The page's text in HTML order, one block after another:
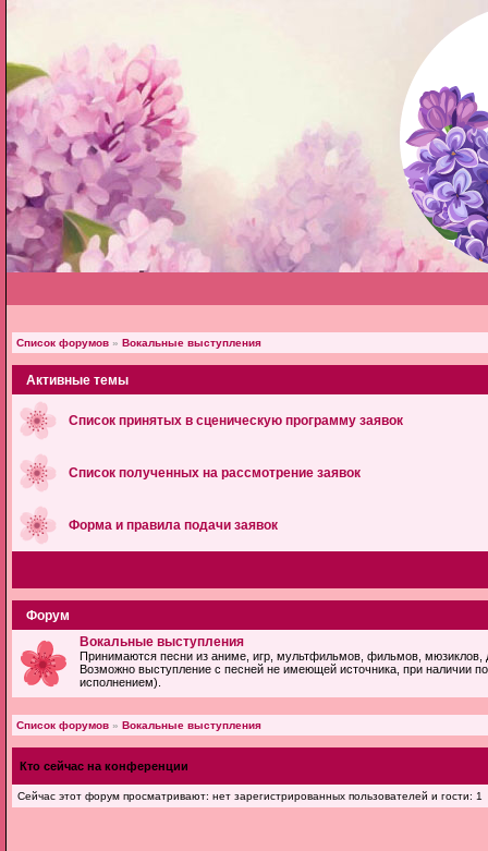
Список форумов » Вокальные выступления
Активные темы
Список принятых в сценическую программу заявок
Список полученных на рассмотрение заявок
Форма и правила подачи заявок
Форум
Вокальные выступления
Принимаются песни из аниме, игр, мультфильмов, фильмов, мюзиклов,
Возможно выступление с песней не имеющей источника, при наличии
исполнением).
Список форумов » Вокальные выступления
Кто сейчас на конференции
Сейчас этот форум просматривают: нет зарегистрированных пользователей и гости: 1